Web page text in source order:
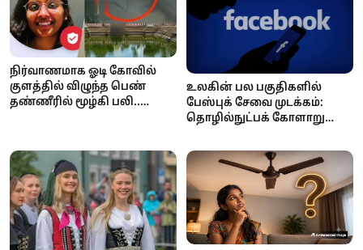
நிர்வாணமாக ஓடி கோவில்
குளத்தில் விழுந்த பெண்
தண்ணீரில் மூழ்கி பலி..
உலகின் பல பகுதிகளில்
பேஸ்புக் சேவை முடக்கம்:
தொழில்நுட்பக் கோளாறு
அதிகாரப்பூர்வ தகவல்!